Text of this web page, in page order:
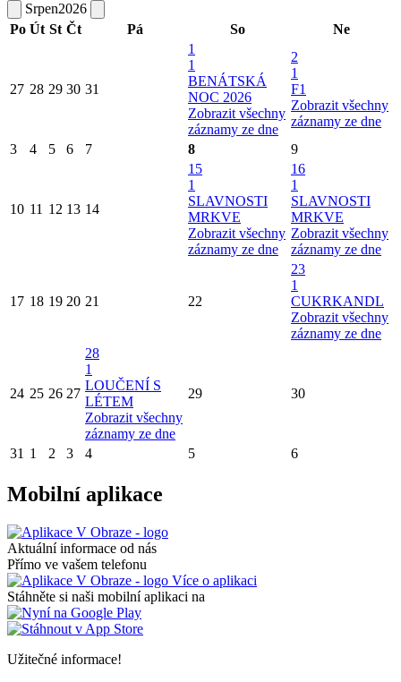
Srpen2026
Po Út St Čt Pá So Ne
27 28 29 30 31
1
1
BENÁTSKÁ
NOC 2026
Zobrazit všechny
záznamy ze dne
2
1
F1
Zobrazit všechny
záznamy ze dne
3
4 5 6 7 8 9
10 11 12 13 14
15
1
SLAVNOSTI
MRKVE
Zobrazit všechny
záznamy ze dne
16
1
SLAVNOSTI
MRKVE
Zobrazit všechny
záznamy ze dne
17 18 19 20 21 22
23
1
CUKRKANDL
Zobrazit všechny
záznamy ze dne
24 25 26 27
28
1
LOUČENÍ S
LÉTEM
Zobrazit všechny
záznamy ze dne
29 30
31 1 2 3 4 5 6
Mobilní aplikace
Aktuální informace od nás
Přímo ve vašem telefonu
Více o aplikaci
Stáhněte si naši mobilní aplikaci na
Užitečné informace!